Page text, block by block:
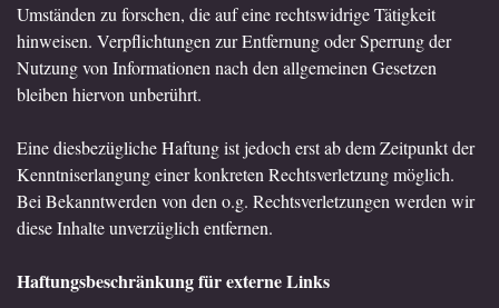
Umständen zu forschen, die auf eine rechtswidrige Tätigkeit
hinweisen. Verpflichtungen zur Entfernung oder Sperrung der
Nutzung von Informationen nach den allgemeinen Gesetzen
bleiben hiervon unberührt.
Eine diesbezügliche Haftung ist jedoch erst ab dem Zeitpunkt der
Kenntniserlangung einer konkreten Rechtsverletzung möglich.
Bei Bekanntwerden von den o.g. Rechtsverletzungen werden wir
diese Inhalte unverzüglich entfernen.
Haftungsbeschränkung für externe Links